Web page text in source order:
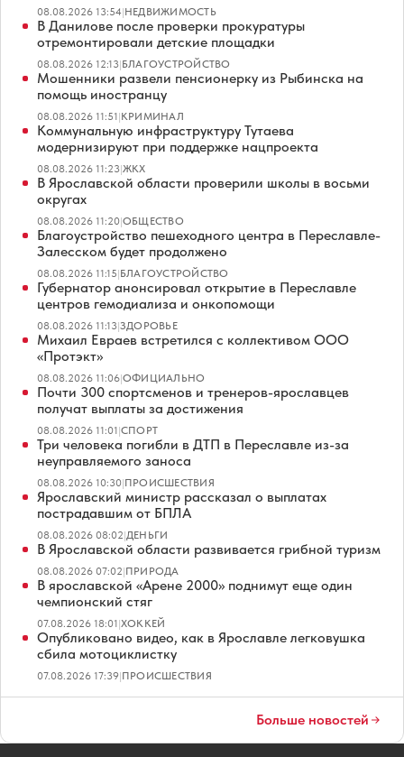
08.08.2026 13:54|НЕДВИЖИМОСТЬ
В Данилове после проверки прокуратуры
отремонтировали детские площадки
08.08.2026 12:13|БЛАГОУСТРОЙСТВО
Мошенники развели пенсионерку из Рыбинска на
помощь иностранцу
08.08.2026 11:51|КРИМИНАЛ
Коммунальную инфраструктуру Тутаева
модернизируют при поддержке нацпроекта
08.08.2026 11:23|ЖКХ
В Ярославской области проверили школы в восьми
округах
08.08.2026 11:20|ОБЩЕСТВО
Благоустройство пешеходного центра в Переславле-
Залесском будет продолжено
08.08.2026 11:15|БЛАГОУСТРОЙСТВО
Губернатор анонсировал открытие в Переславле
центров гемодиализа и онкопомощи
08.08.2026 11:13|ЗДОРОВЬЕ
Михаил Евраев встретился с коллективом ООО
«Протэкт»
08.08.2026 11:06|ОФИЦИАЛЬНО
Почти 300 спортсменов и тренеров-ярославцев
получат выплаты за достижения
08.08.2026 11:01|СПОРТ
Три человека погибли в ДТП в Переславле из-за
неуправляемого заноса
08.08.2026 10:30|ПРОИСШЕСТВИЯ
Ярославский министр рассказал о выплатах
пострадавшим от БПЛА
08.08.2026 08:02|ДЕНЬГИ
В Ярославской области развивается грибной туризм
08.08.2026 07:02|ПРИРОДА
В ярославской «Арене 2000» поднимут еще один
чемпионский стяг
07.08.2026 18:01|ХОККЕЙ
Опубликовано видео, как в Ярославле легковушка
сбила мотоциклистку
07.08.2026 17:39|ПРОИСШЕСТВИЯ
Больше новостей